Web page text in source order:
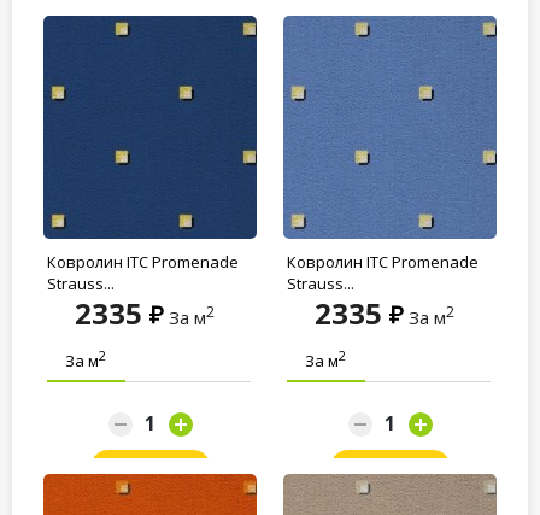
Ковролин ITC Promenade
Strauss...
2335 За м2
За м2
Ковролин ITC Promenade
Strauss...
2335 За м2
За м2